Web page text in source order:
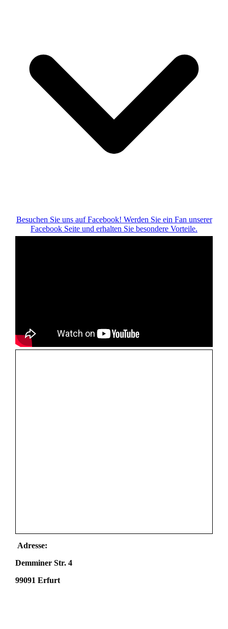
Besuchen Sie uns auf Facebook! Werden Sie ein Fan unserer
Facebook Seite und erhalten Sie besondere Vorteile.
Adresse:
Demminer Str. 4
99091 Erfurt